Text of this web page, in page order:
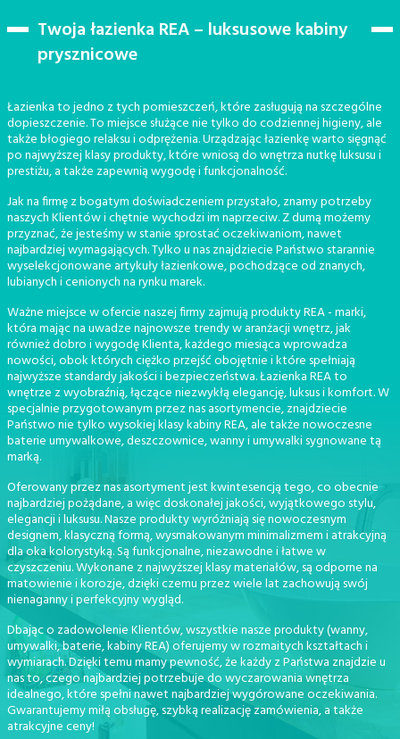
Twoja łazienka REA – luksusowe kabiny
prysznicowe
Łazienka to jedno z tych pomieszczeń, które zasługują na szczególne
dopieszczenie. To miejsce służące nie tylko do codziennej higieny, ale
także błogiego relaksu i odprężenia. Urządzając łazienkę warto sięgnąć
po najwyższej klasy produkty, które wniosą do wnętrza nutkę luksusu i
prestiżu, a także zapewnią wygodę i funkcjonalność.
Jak na firmę z bogatym doświadczeniem przystało, znamy potrzeby
naszych Klientów i chętnie wychodzi im naprzeciw. Z dumą możemy
przyznać, że jesteśmy w stanie sprostać oczekiwaniom, nawet
najbardziej wymagających. Tylko u nas znajdziecie Państwo starannie
wyselekcjonowane artykuły łazienkowe, pochodzące od znanych,
lubianych i cenionych na rynku marek.
Ważne miejsce w ofercie naszej firmy zajmują produkty REA - marki,
która mając na uwadze najnowsze trendy w aranżacji wnętrz, jak
również dobro i wygodę Klienta, każdego miesiąca wprowadza
nowości, obok których ciężko przejść obojętnie i które spełniają
najwyższe standardy jakości i bezpieczeństwa. Łazienka REA to
wnętrze z wyobraźnią, łączące niezwykłą elegancję, luksus i komfort. W
specjalnie przygotowanym przez nas asortymencie, znajdziecie
Państwo nie tylko wysokiej klasy kabiny REA, ale także nowoczesne
baterie umywalkowe, deszczownice, wanny i umywalki sygnowane tą
marką.
Oferowany przez nas asortyment jest kwintesencją tego, co obecnie
najbardziej pożądane, a więc doskonałej jakości, wyjątkowego stylu,
elegancji i luksusu. Nasze produkty wyróżniają się nowoczesnym
designem, klasyczną formą, wysmakowanym minimalizmem i atrakcyjną
dla oka kolorystyką. Są funkcjonalne, niezawodne i łatwe w
czyszczeniu. Wykonane z najwyższej klasy materiałów, są odporne na
matowienie i korozje, dzięki czemu przez wiele lat zachowują swój
nienaganny i perfekcyjny wygląd.
Dbając o zadowolenie Klientów, wszystkie nasze produkty (wanny,
umywalki, baterie, kabiny REA) oferujemy w rozmaitych kształtach i
wymiarach. Dzięki temu mamy pewność, że każdy z Państwa znajdzie u
nas to, czego najbardziej potrzebuje do wyczarowania wnętrza
idealnego, które spełni nawet najbardziej wygórowane oczekiwania.
Gwarantujemy miłą obsługę, szybką realizację zamówienia, a także
atrakcyjne ceny!